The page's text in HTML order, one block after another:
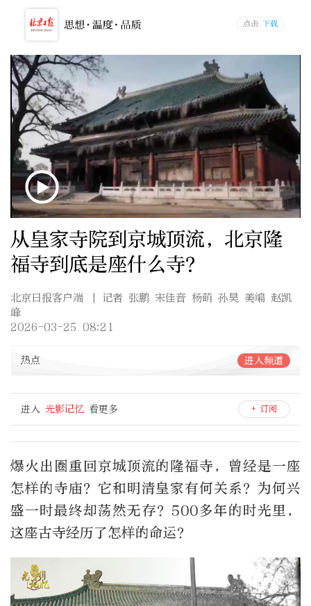
从皇家寺院到京城顶流，北京隆
福寺到底是座什么寺？
北京日报客户端
| 记者 张鹏 宋佳音 杨萌 孙昊 美编 赵凯
峰
2026-03-25 08:21
热点 进入频道
进入 光影记忆 看更多 + 订阅
爆火出圈重回京城顶流的隆福寺，曾经是一座
怎样的寺庙？它和明清皇家有何关系？为何兴
盛一时最终却荡然无存？500多年的时光里，
这座古寺经历了怎样的命运？